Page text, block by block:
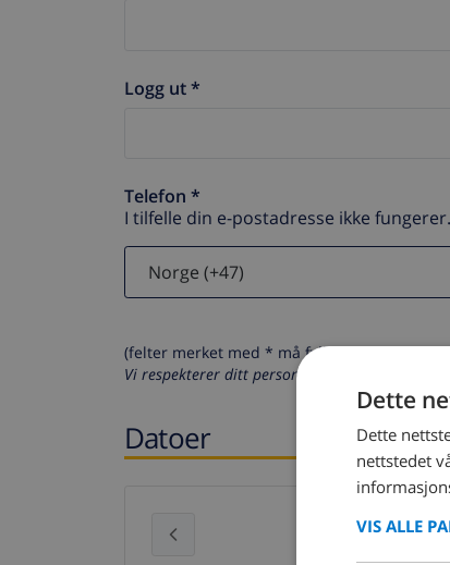
Logg ut *
Telefon *
I tilfelle din e-postadresse ikke fungerer.
(felter merket med * må fylles ut)
Vi respekterer ditt personvern. Dine
Datoer
July 2026
Dette
Dette
nettstedet
VIS ALLE